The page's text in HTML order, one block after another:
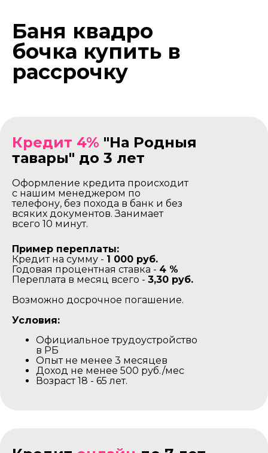
Баня квадро
бочка купить в
рассрочку
Кредит 4% "На Родныя
тавары" до 3 лет
Оформление кредита происходит
с нашим менеджером по
телефону, без похода в банк и без
всяких документов. Занимает
всего 10 минут.
Пример переплаты:
Кредит на сумму - 1 000 руб.
Годовая процентная ставка - 4 %
Переплата в месяц всего - 3,30 руб.
Возможно досрочное погашение.
Условия:
Официальное трудоустройство
в РБ
Опыт не менее 3 месяцев
Доход не менее 500 руб./мес
Возраст 18 - 65 лет.